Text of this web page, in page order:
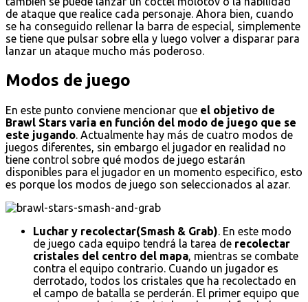
de ataque que realice cada personaje. Ahora bien, cuando
se ha conseguido rellenar la barra de especial, simplemente
se tiene que pulsar sobre ella y luego volver a disparar para
lanzar un ataque mucho más poderoso.
Modos de juego
En este punto conviene mencionar que el objetivo de
Brawl Stars varia en función del modo de juego que se
este jugando. Actualmente hay más de cuatro modos de
juegos diferentes, sin embargo el jugador en realidad no
tiene control sobre qué modos de juego estarán
disponibles para el jugador en un momento especifico, esto
es porque los modos de juego son seleccionados al azar.
Luchar y recolectar(Smash & Grab). En este modo
de juego cada equipo tendrá la tarea de recolectar
cristales del centro del mapa, mientras se combate
contra el equipo contrario. Cuando un jugador es
derrotado, todos los cristales que ha recolectado en
el campo de batalla se perderán. El primer equipo que